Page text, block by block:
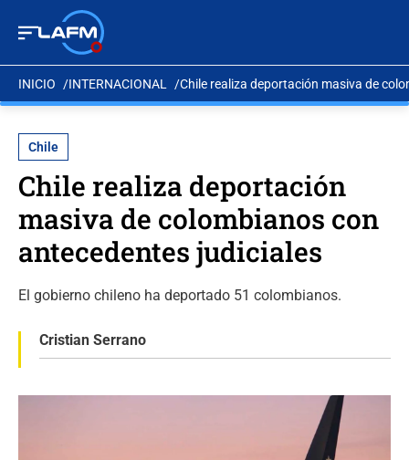
INICIO INTERNACIONAL Chile realiza deportación masiva de
Chile
Chile realiza deportación
masiva de colombianos con
antecedentes judiciales
El gobierno chileno ha deportado 51 colombianos.
Cristian Serrano